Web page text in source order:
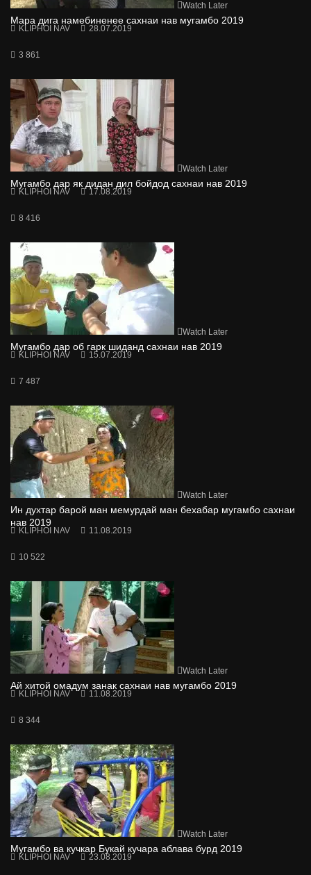
Watch Later
Мара дига намебиненее сахнаи нав мугамбо 2019
KLIPHOI NAV 28.07.2019
3 861
Watch Later
Мугамбо дар як дидан дил бойдод сахнаи нав 2019
KLIPHOI NAV 17.08.2019
8 416
Watch Later
Мугамбо дар об гарк шиданд сахнаи нав 2019
KLIPHOI NAV 15.07.2019
7 487
Watch Later
Ин духтар барой ман мемурдай ман бехабар мугамбо сахнаи
нав 2019
KLIPHOI NAV 11.08.2019
10 522
Watch Later
Ай хитой омадум занак сахнаи нав мугамбо 2019
KLIPHOI NAV 11.08.2019
8 344
Watch Later
Мугамбо ва кучкар Букай кучара аблава бурд 2019
KLIPHOI NAV 23.08.2019